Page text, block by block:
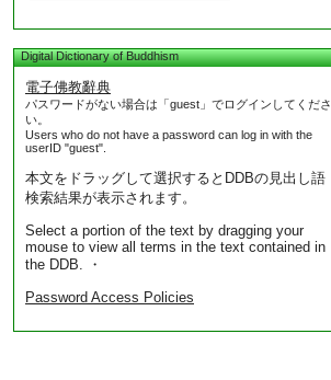
Digital Dictionary of Buddhism
電子佛教辭典
パスワードがない場合は「guest」でログインしてくださ
い。
Users who do not have a password can log in with the
userID "guest".
本文をドラッグして選択するとDDBの見出し語
検索結果が表示されます。
Select a portion of the text by dragging your
mouse to view all terms in the text contained in
the DDB. ・
Password Access Policies